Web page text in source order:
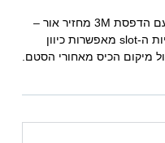
פנלי הצדדים עשויים בד 200D ניילון עם הדפסת 3M מחזיר אור –
נראות טובה יותר בחשיכה ובשחר. עיניות ה-slot מאפשרות כיוון